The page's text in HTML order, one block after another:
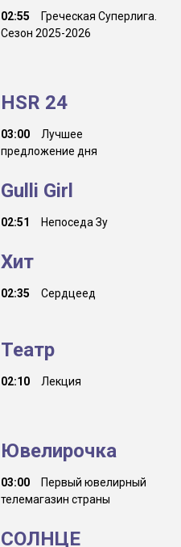
02:55
Греческая Суперлига.
Сезон 2025-2026
HSR 24
03:00
Лучшее
предложение дня
Gulli Girl
02:51 Непоседа Зу
Хит
02:35 Сердцеед
Театр
02:10 Лекция
Ювелирочка
03:00
Первый ювелирный
телемагазин страны
СОЛНЦЕ